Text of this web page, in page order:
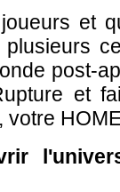
et
post-
et
votre